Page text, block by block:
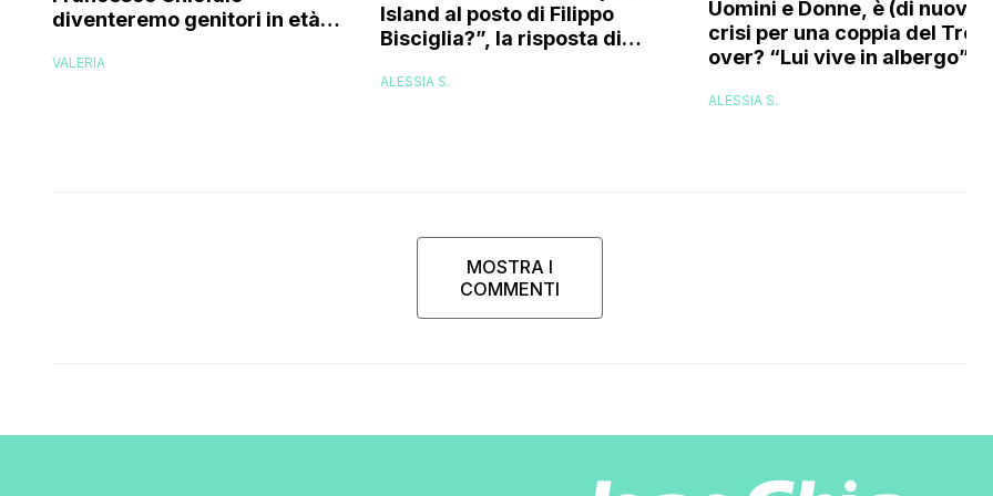
diventeremo genitori in età
vorremmo un figlio”
VALERIA
Island al posto di Filippo
Bisciglia?”, la risposta di
corsa, l’unico problema è
ALESSIA S.
Uomini e Donne, è (di nuovo)
crisi per una coppia del Trono
over? “Lui vive in albergo”
ALESSIA S.
MOSTRA I
COMMENTI